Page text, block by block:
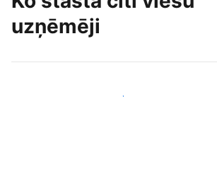
uzņēmēji
Pievienoties citiem viesu uzņēmējiem